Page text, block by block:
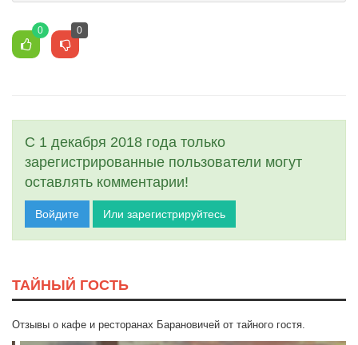
0 0
С 1 декабря 2018 года только
зарегистрированные пользователи могут
оставлять комментарии!
Войдите Или зарегистрируйтесь
ТАЙНЫЙ ГОСТЬ
Отзывы о кафе и ресторанах Барановичей от тайного гостя.